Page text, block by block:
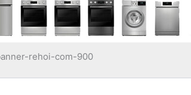
rehoi-com-900